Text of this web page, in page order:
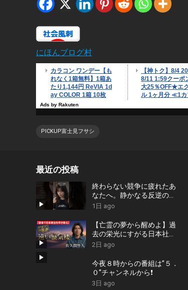
にほんブログ村
PICKUP富士見フサシ
最近の投稿
終わらない競争に疲れたあ
なたへ。静かなる反逆の歌
『かわいた世界』/ #近本真
1日 ago
【亡霊の夢から醒めよ】過
去の栄光にすがる日本社会
への痛烈な一撃『遠い蜃気
2日 ago
今夜８時からの番組は”５．
０”チャンネルから❗️
3日 ago